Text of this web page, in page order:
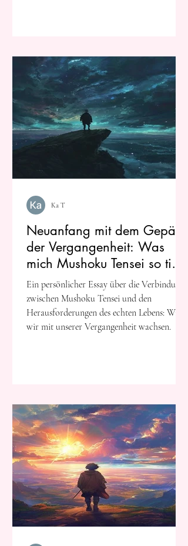
Neuanfang mit dem Gepäck
der Vergangenheit: Was
mich Mushoku Tensei so tief
berührt hat
Ein persönlicher Essay über die Verbindung
zwischen Mushoku Tensei und den
Herausforderungen des echten Lebens: Wie
wir mit unserer Vergangenheit wachsen.
Ka T